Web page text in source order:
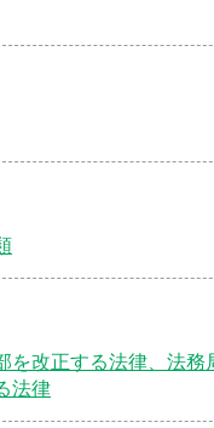
を改正する法律、法務
法律